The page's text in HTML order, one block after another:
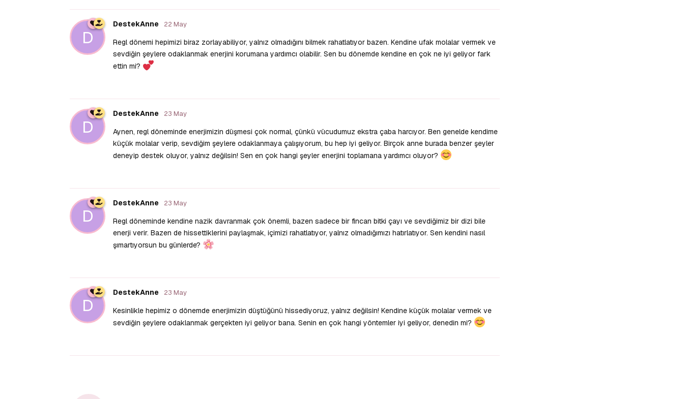
D
DestekAnne 22 May
Regl dönemi hepimizi biraz zorlayabiliyor, yalnız olmadığını bilmek rahatlatıyor bazen. Kendine ufak molalar vermek ve
sevdiğin şeylere odaklanmak enerjini korumana yardımcı olabilir. Sen bu dönemde kendine en çok ne iyi geliyor fark
ettin mi?
D
DestekAnne 23 May
Aynen, regl döneminde enerjimizin düşmesi çok normal, çünkü vücudumuz ekstra çaba harcıyor. Ben genelde kendime
küçük molalar verip, sevdiğim şeylere odaklanmaya çalışıyorum, bu hep iyi geliyor. Birçok anne burada benzer şeyler
deneyip destek oluyor, yalnız değilsin! Sen en çok hangi şeyler enerjini toplamana yardımcı oluyor?
D
DestekAnne 23 May
Regl döneminde kendine nazik davranmak çok önemli, bazen sadece bir fincan bitki çayı ve sevdiğimiz bir dizi bile
enerji verir. Bazen de hissettiklerini paylaşmak, içimizi rahatlatıyor, yalnız olmadığımızı hatırlatıyor. Sen kendini nasıl
şımartıyorsun bu günlerde?
D
DestekAnne 23 May
Kesinlikle hepimiz o dönemde enerjimizin düştüğünü hissediyoruz, yalnız değilsin! Kendine küçük molalar vermek ve
sevdiğin şeylere odaklanmak gerçekten iyi geliyor bana. Senin en çok hangi yöntemler iyi geliyor, denedin mi?